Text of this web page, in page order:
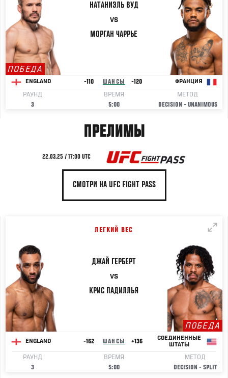
ПОБЕДА
НАТАНИЭЛЬ ВУД
VS
МОРГАН ЧАРРЬЕ
ENGLAND -110 ШАНСЫ -120 ФРАНЦИЯ
РАУНД
3
ВРЕМЯ
5:00
МЕТОД
DECISION - UNANIMOUS
ПРЕЛИМЫ
22.03.25 / 17:00 UTC
СМОТРИ НА UFC FIGHT PASS
ЛЕГКИЙ ВЕС
ДЖАЙ ГЕРБЕРТ
VS
КРИС ПАДИЛЛЬЯ
ПОБЕДА
ENGLAND -162 ШАНСЫ +136
СОЕДИНЕННЫЕ
ШТАТЫ
РАУНД
3
ВРЕМЯ
5:00
МЕТОД
DECISION - SPLIT